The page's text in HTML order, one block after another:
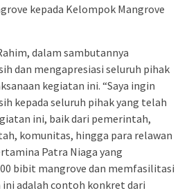
kepada Kelompok Mangrove
dalam sambutannya
dan mengapresiasi seluruh pihak
kegiatan ini. “Saya ingin
kepada seluruh pihak yang telah
ini, baik dari pemerintah,
komunitas, hingga para relawan
Patra Niaga yang
bibit mangrove dan memfasilitasi
ini adalah contoh konkret dari